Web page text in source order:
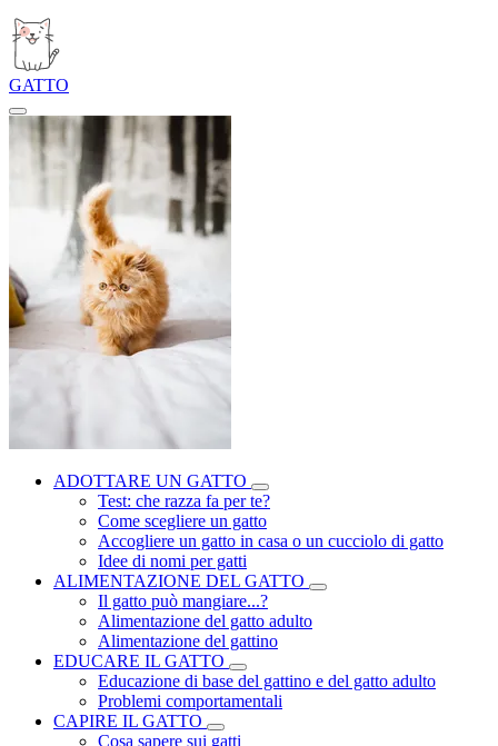
GATTO
ADOTTARE UN GATTO
Test: che razza fa per te?
Come scegliere un gatto
Accogliere un gatto in casa o un cucciolo di gatto
Idee di nomi per gatti
ALIMENTAZIONE DEL GATTO
Il gatto può mangiare...?
Alimentazione del gatto adulto
Alimentazione del gattino
EDUCARE IL GATTO
Educazione di base del gattino e del gatto adulto
Problemi comportamentali
CAPIRE IL GATTO
Cosa sapere sui gatti